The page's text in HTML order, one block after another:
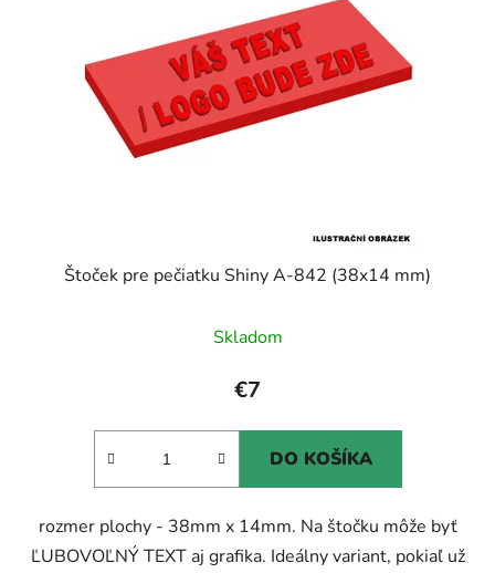
Štoček pre pečiatku Shiny A-842 (38x14 mm)
Skladom
€7
DO KOŠÍKA
rozmer plochy - 38mm x 14mm. Na štočku môže byť
ĽUBOVOĽNÝ TEXT aj grafika. Ideálny variant, pokiaľ už